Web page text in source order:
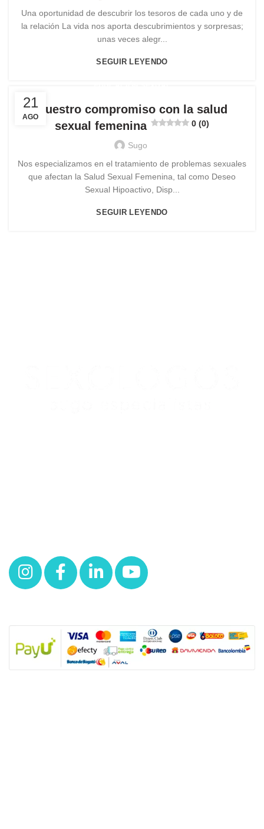
Una oportunidad de descubrir los tesoros de cada uno y de
la relación La vida nos aporta descubrimientos y sorpresas;
unas veces alegr...
SEGUIR LEYENDO
21
AGO
Nuestro compromiso con la salud
sexual femenina
0 (0)
Sugo
Nos especializamos en el tratamiento de problemas sexuales
que afectan la Salud Sexual Femenina, tal como Deseo
Sexual Hipoactivo, Disp...
SEGUIR LEYENDO